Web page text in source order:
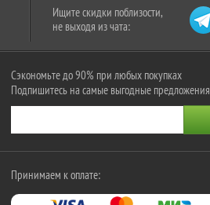
Ищите скидки поблизости,
не выходя из чата:
Сэкономьте до 90% при любых покупках
Подпишитесь на самые выгодные предложения
Принимаем к оплате: